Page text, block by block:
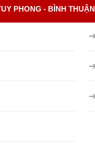
PHONG - BÌNH THUẬN